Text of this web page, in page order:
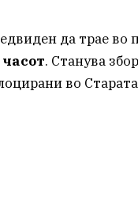
да трае во
часот. Станува
во